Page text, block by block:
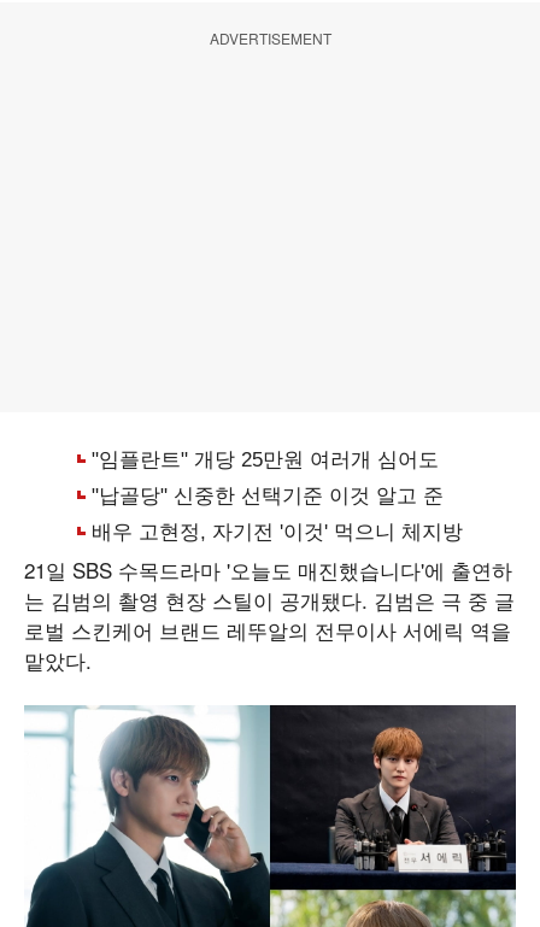
ADVERTISEMENT
21일 SBS 수목드라마 '오늘도 매진했습니다'에 출연하
는 김범의 촬영 현장 스틸이 공개됐다. 김범은 극 중 글
로벌 스킨케어 브랜드 레뚜알의 전무이사 서에릭 역을
맡았다.